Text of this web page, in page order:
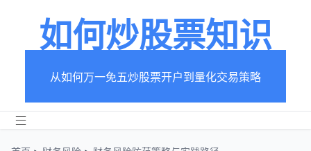
如何炒股票知识
从如何万一免五炒股票开户到量化交易策略